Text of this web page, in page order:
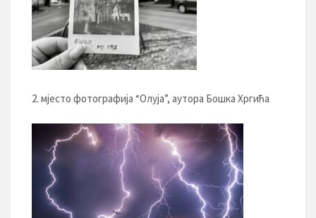
2. мјесто фотографија “Олуја”, аутора Бошка Хргића